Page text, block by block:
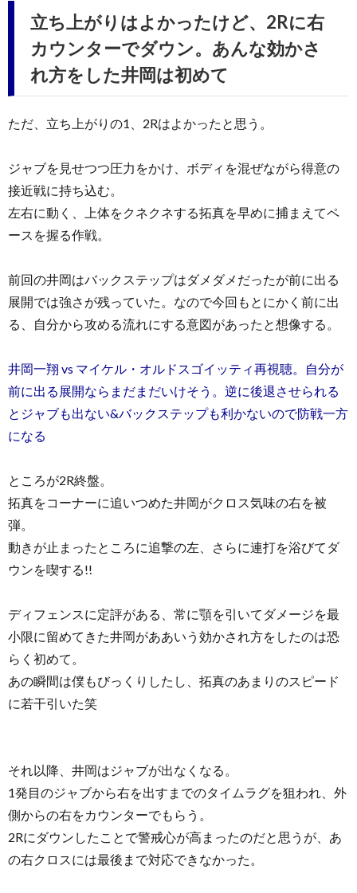
立ち上がりはよかったけど、2Rに右
カウンターでダウン。あんな効かさ
れ方をした井岡は初めて
ただ、立ち上がりの1、2Rはよかったと思う。
ジャブを見せつつ圧力をかけ、ボディを混ぜながら得意の
接近戦に持ち込む。
左右に動く、上体をクネクネする拓真を早めに捕まえてペ
ースを握る作戦。
前回の井岡はバックステップはダメダメだったが前に出る
展開では強さが残っていた。なので今回もとにかく前に出
る、自分から攻める流れにする意図があったと想像する。
井岡一翔 vs マイケル・オルドスゴイッティ再視聴。自分が
前に出る展開ならまだまだいけそう。逆に後退させられる
とジャブも出ない&バックステップも利かないので防戦一方
になる
ところが2R終盤。
拓真をコーナーに追いつめた井岡がクロス気味の右を被
弾。
動きが止まったところに追撃の左、さらに連打を浴びてダ
ウンを喫する!!
ディフェンスに定評がある、常に顎を引いてダメージを最
小限に留めてきた井岡がああいう効かされ方をしたのは恐
らく初めて。
あの瞬間は僕もびっくりしたし、拓真のあまりのスピード
に若干引いた笑
それ以降、井岡はジャブが出なくなる。
1発目のジャブから右を出すまでのタイムラグを狙われ、外
側からの右をカウンターでもらう。
2Rにダウンしたことで警戒心が高まったのだと思うが、あ
の右クロスには最後まで対応できなかった。